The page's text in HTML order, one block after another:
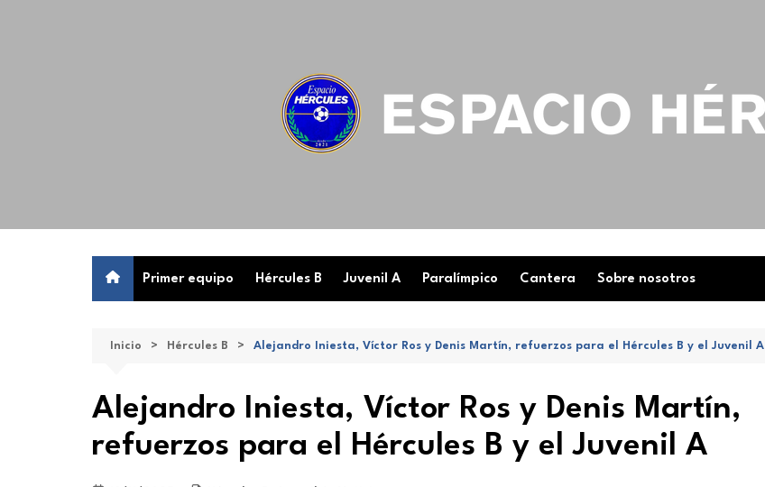
Primer equipo Hércules B Juvenil A Paralímpico Cantera Sobre nosotros
Inicio Hércules B Alejandro Iniesta, Víctor Ros y Denis Martín, refuerzos para el Hércules B y el Juvenil A
Alejandro Iniesta, Víctor Ros y Denis Martín,
refuerzos para el Hércules B y el Juvenil A